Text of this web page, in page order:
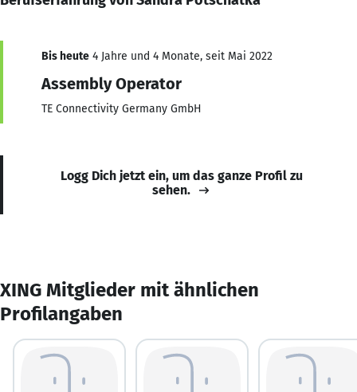
Bis heute 4 Jahre und 4 Monate, seit Mai 2022
Assembly Operator
TE Connectivity Germany GmbH
Logg Dich jetzt ein, um das ganze Profil zu
sehen.
XING Mitglieder mit ähnlichen
Profilangaben